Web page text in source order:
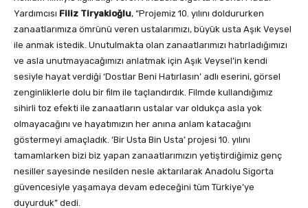
Yardımcısı Filiz Tiryakioğlu, “Projemiz 10. yılını doldururken
zanaatlarımıza ömrünü veren ustalarımızı, büyük usta Aşık Veysel
ile anmak istedik. Unutulmakta olan zanaatlarımızı hatırladığımızı
ve asla unutmayacağımızı anlatmak için Aşık Veysel’in kendi
sesiyle hayat verdiği ‘Dostlar Beni Hatırlasın’ adlı eserini, görsel
zenginliklerle dolu bir film ile taçlandırdık. Filmde kullandığımız
sihirli toz efekti ile zanaatların ustalar var oldukça asla yok
olmayacağını ve hayatımızın her anına anlam katacağını
göstermeyi amaçladık. ‘Bir Usta Bin Usta’ projesi 10. yılını
tamamlarken bizi biz yapan zanaatlarımızın yetiştirdiğimiz genç
nesiller sayesinde nesilden nesle aktarılarak Anadolu Sigorta
güvencesiyle yaşamaya devam edeceğini tüm Türkiye’ye
duyurduk” dedi.